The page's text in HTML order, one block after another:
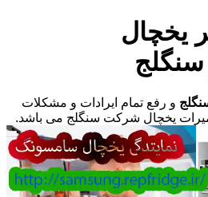
یخچال
و رفع تمام ایرادات و مشکلات
یخچال شرکت سنگلج می باشد.